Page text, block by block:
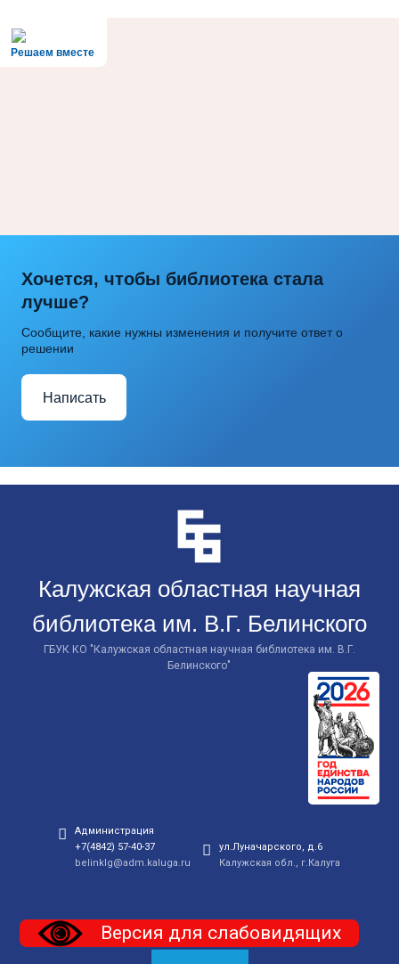
Решаем вместе
Хочется, чтобы библиотека стала
лучше?
Сообщите, какие нужны изменения и получите ответ о
решении
Написать
Калужская областная научная
библиотека им. В.Г. Белинского
ГБУК КО "Калужская областная научная библиотека им. В.Г.
Белинского"
Администрация
+7(4842) 57-40-37
belinklg@adm.kaluga.ru
ул.Луначарского, д.6
Калужская обл., г.Калуга
Версия для слабовидящих